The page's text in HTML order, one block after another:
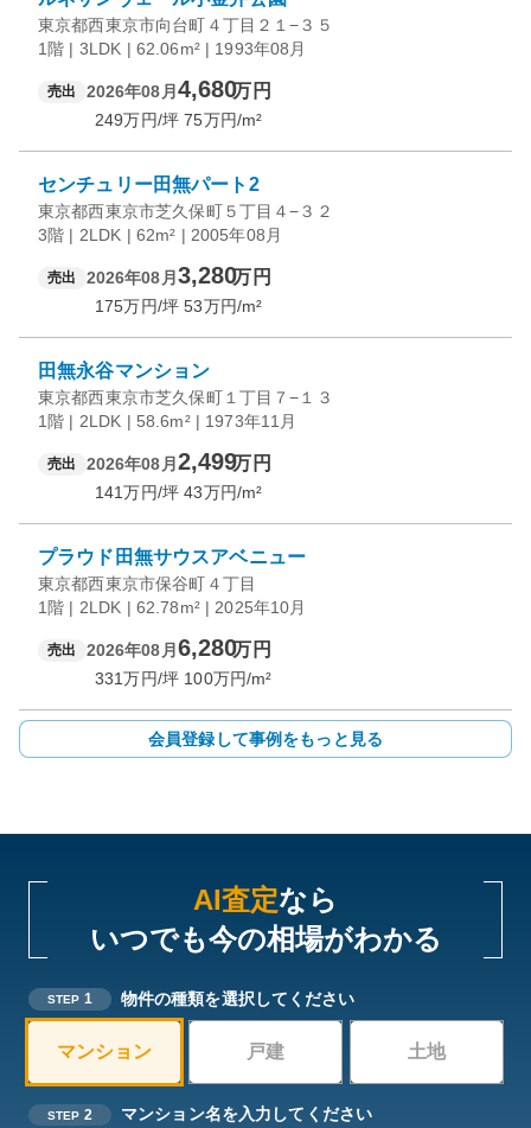
東京都西東京市向台町４丁目２１−３５
1階 | 3LDK | 62.06m² | 1993年08月
売出 2026年08月 4,680万円
249万円/坪 75万円/m²
センチュリー田無パート2
東京都西東京市芝久保町５丁目４−３２
3階 | 2LDK | 62m² | 2005年08月
売出 2026年08月 3,280万円
175万円/坪 53万円/m²
田無永谷マンション
東京都西東京市芝久保町１丁目７−１３
1階 | 2LDK | 58.6m² | 1973年11月
売出 2026年08月 2,499万円
141万円/坪 43万円/m²
プラウド田無サウスアベニュー
東京都西東京市保谷町４丁目
1階 | 2LDK | 62.78m² | 2025年10月
売出 2026年08月 6,280万円
331万円/坪 100万円/m²
会員登録して事例をもっと見る
AI査定なら
いつでも今の相場がわかる
STEP 1 物件の種類を選択してください
マンション 戸建 土地
STEP 2 マンション名を入力してください